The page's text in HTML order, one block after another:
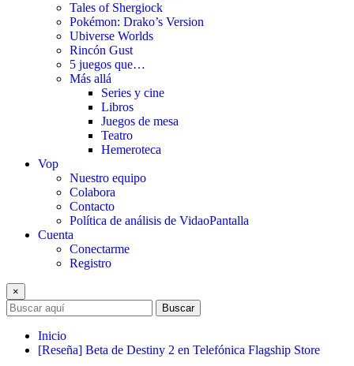
Tales of Shergiock
Pokémon: Drako’s Version
Ubiverse Worlds
Rincón Gust
5 juegos que…
Más allá
Series y cine
Libros
Juegos de mesa
Teatro
Hemeroteca
Vop
Nuestro equipo
Colabora
Contacto
Política de análisis de VidaoPantalla
Cuenta
Conectarme
Registro
×
Buscar
Inicio
[Reseña] Beta de Destiny 2 en Telefónica Flagship Store